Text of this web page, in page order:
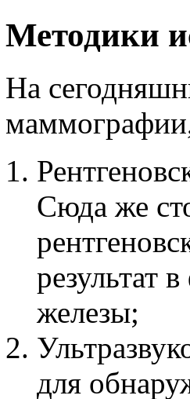
Методики
На
Сюда же
результат
железы;
для